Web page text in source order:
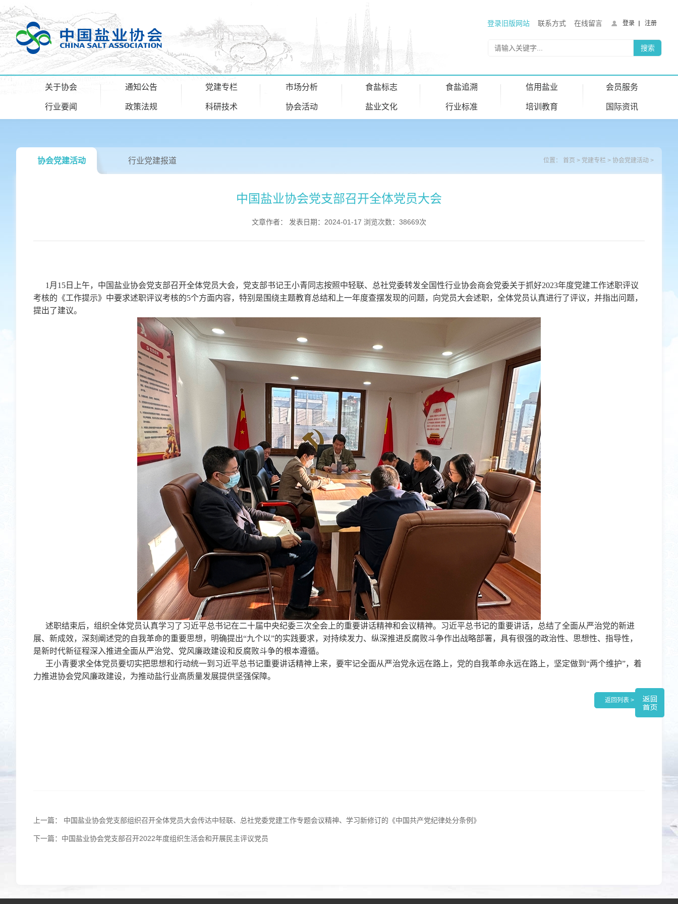
登录旧版网站 联系方式 在线留言 登录 注册
关于协会 通知公告 党建专栏 市场分析 食盐标志 食盐追溯 信用盐业 会员服务
行业要闻 政策法规 科研技术 协会活动 盐业文化 行业标准 培训教育 国际资讯
协会党建活动 行业党建报道 位置： 首页 > 党建专栏 > 协会党建活动 >
中国盐业协会党支部召开全体党员大会
文章作者： 发表日期：2024-01-17 浏览次数：38669次
1月15日上午，中国盐业协会党支部召开全体党员大会，党支部书记王小青同志按照中轻联、总社党委转发全国性行业协会商会党委关于抓好2023年度党建工作述职评议
考核的《工作提示》中要求述职评议考核的5个方面内容，特别是围绕主题教育总结和上一年度查摆发现的问题，向党员大会述职，全体党员认真进行了评议，并指出问题，
提出了建议。
述职结束后，组织全体党员认真学习了习近平总书记在二十届中央纪委三次全会上的重要讲话精神和会议精神。习近平总书记的重要讲话，总结了全面从严治党的新进
展、新成效，深刻阐述党的自我革命的重要思想，明确提出“九个以”的实践要求，对持续发力、纵深推进反腐败斗争作出战略部署，具有很强的政治性、思想性、指导性，
是新时代新征程深入推进全面从严治党、党风廉政建设和反腐败斗争的根本遵循。
王小青要求全体党员要切实把思想和行动统一到习近平总书记重要讲话精神上来，要牢记全面从严治党永远在路上，党的自我革命永远在路上，坚定做到“两个维护”，着
力推进协会党风廉政建设，为推动盐行业高质量发展提供坚强保障。
返回列表 >
上一篇： 中国盐业协会党支部组织召开全体党员大会传达中轻联、总社党委党建工作专题会议精神、学习新修订的《中国共产党纪律处分条例》
下一篇：中国盐业协会党支部召开2022年度组织生活会和开展民主评议党员